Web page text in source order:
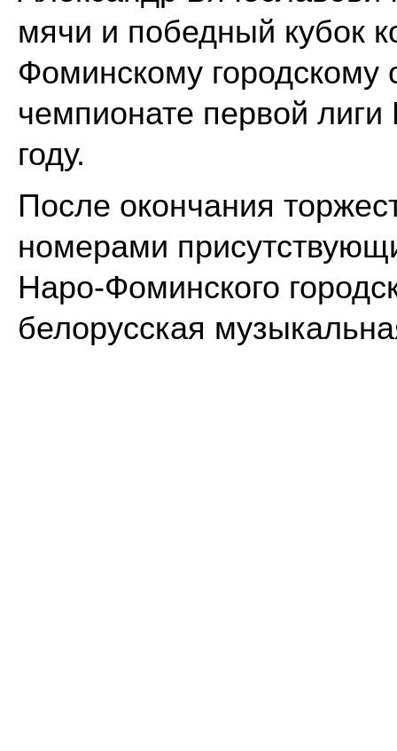
мячи и победный кубок
Фоминскому городскому
чемпионате первой
году.
После окончания
номерами
Наро-Фоминского
белорусская